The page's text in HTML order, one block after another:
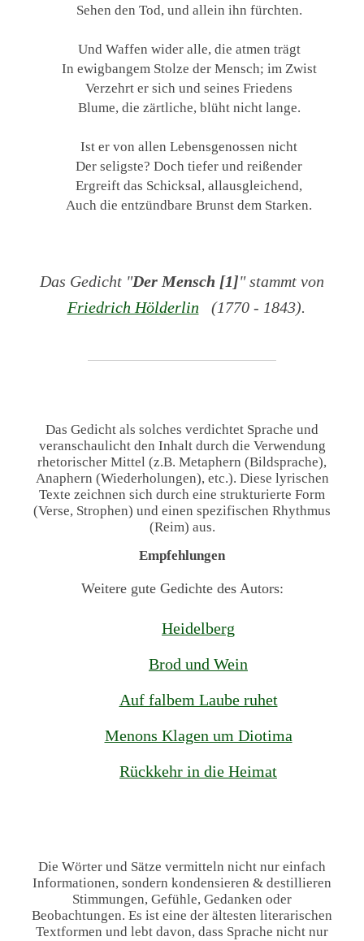
Sehen den Tod, und allein ihn fürchten.
Und Waffen wider alle, die atmen trägt
In ewigbangem Stolze der Mensch; im Zwist
Verzehrt er sich und seines Friedens
Blume, die zärtliche, blüht nicht lange.
Ist er von allen Lebensgenossen nicht
Der seligste? Doch tiefer und reißender
Ergreift das Schicksal, allausgleichend,
Auch die entzündbare Brunst dem Starken.
Das Gedicht "Der Mensch [1]" stammt von
Friedrich Hölderlin (1770 - 1843).
Das Gedicht als solches verdichtet Sprache und
veranschaulicht den Inhalt durch die Verwendung
rhetorischer Mittel (z.B. Metaphern (Bildsprache),
Anaphern (Wiederholungen), etc.). Diese lyrischen
Texte zeichnen sich durch eine strukturierte Form
(Verse, Strophen) und einen spezifischen Rhythmus
(Reim) aus.
Empfehlungen
Weitere gute Gedichte des Autors:
Heidelberg
Brod und Wein
Auf falbem Laube ruhet
Menons Klagen um Diotima
Rückkehr in die Heimat
Die Wörter und Sätze vermitteln nicht nur einfach
Informationen, sondern kondensieren & destillieren
Stimmungen, Gefühle, Gedanken oder
Beobachtungen. Es ist eine der ältesten literarischen
Textformen und lebt davon, dass Sprache nicht nur